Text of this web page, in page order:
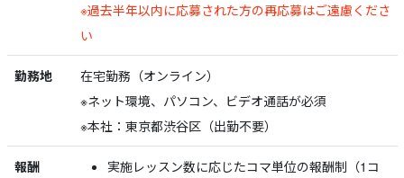
※過去半年以内に応募された方の再応募はご遠慮くださ
い
勤務地
在宅勤務（オンライン）
※ネット環境、パソコン、ビデオ通話が必須
※本社：東京都渋谷区（出勤不要）
報酬
実施レッスン数に応じたコマ単位の報酬制（1コ